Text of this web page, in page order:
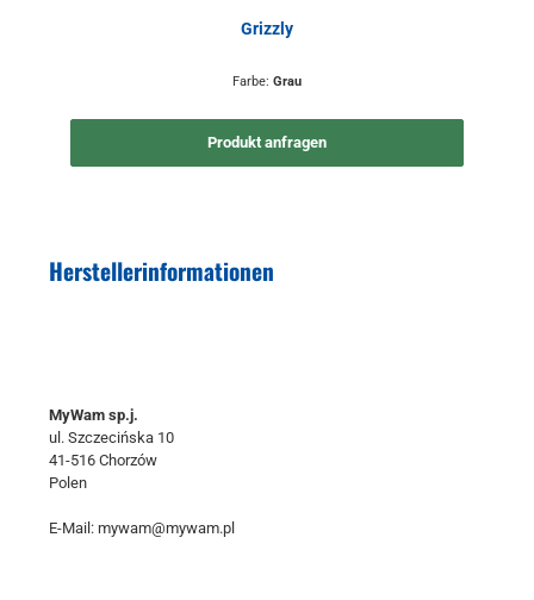
Grizzly
Farbe: Grau
Produkt anfragen
Herstellerinformationen
MyWam sp.j.
ul. Szczecińska 10
41-516 Chorzów
Polen
E-Mail: mywam@mywam.pl